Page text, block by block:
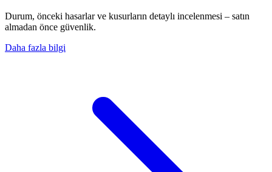
Durum, önceki hasarlar ve kusurların detaylı incelenmesi – satın
almadan önce güvenlik.
Daha fazla bilgi